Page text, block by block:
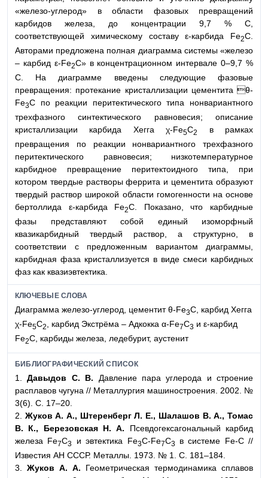
«железо-углерод» в области фазовых превращений
карбидов железа, до концентрации 9,7 % С,
соответствующей химическому составу ε-карбида Fe2C.
Авторами предложена полная диаграмма системы «железо
– карбид ε-Fe2C» в концентрационном интервале 0–9,7 %
С. На диаграмме введены следующие фазовые
превращения: протекание кристаллизации цементита θ-
Fe3C по реакции перитектического типа нонвариантного
трехфазного синтектического равновесия; описание
кристаллизации карбида Хегга χ-Fe5C2
в рамках
превращения по реакции нонвариантного трехфазного
перитектического равновесия; низкотемпературное
карбидное превращение перитектоидного типа, при
котором твердые растворы феррита и цементита образуют
твердый раствор широкой области гомогенности на основе
бертоллида ε-карбида Fe2C. Показано, что карбидные
фазы представляют собой единый изоморфный
квазикарбидный твердый раствор, а структурно, в
соответствии с предложенным вариантом диаграммы,
карбидная фаза кристаллизуется в виде смеси карбидных
фаз как квазиэвтектика.
КЛЮЧЕВЫЕ СЛОВА
Диаграмма железо-углерод, цементит θ-Fe3C, карбид Хегга
χ-Fe5C2 , карбид Экстрёма – Адкокка α-Fe7C3 и ε-карбид
Fe2C, карбиды железа, ледебурит, аустенит
БИБЛИОГРАФИЧЕСКИЙ СПИСОК
1. Давыдов С. В. Давление пара углерода и строение
расплавов чугуна // Металлургия машиностроения. 2002. №
3(6). С. 17–20.
2.
Жуков А. А., Штеренберг Л. Е., Шалашов В. А., Томас
В. К., Березовская Н. А. Псевдогексагональный карбид
железа Fe7C3 и эвтектика Fe3C-Fe7C3 в системе Fe-C //
Известия АН СССР. Металлы. 1973. № 1. С. 181–184.
3. Жуков А. А. Геометрическая термодинамика сплавов